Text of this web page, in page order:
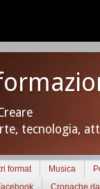
tecnologia,
format Musica
Cronache